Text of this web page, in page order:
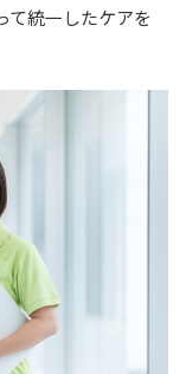
て統一したケアを